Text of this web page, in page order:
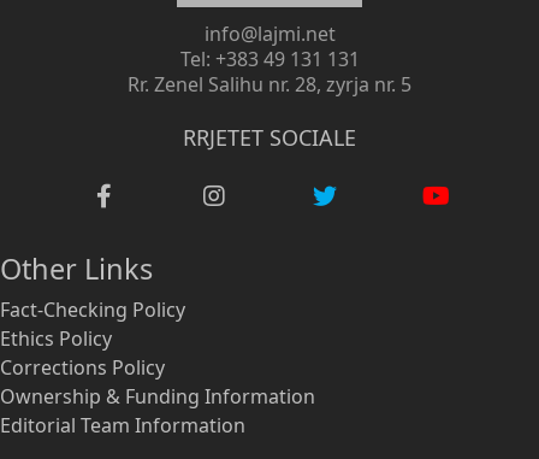
info@lajmi.net
Tel: +383 49 131 131
Rr. Zenel Salihu nr. 28, zyrja nr. 5
RRJETET SOCIALE
Other Links
Fact-Checking Policy
Ethics Policy
Corrections Policy
Ownership & Funding Information
Editorial Team Information